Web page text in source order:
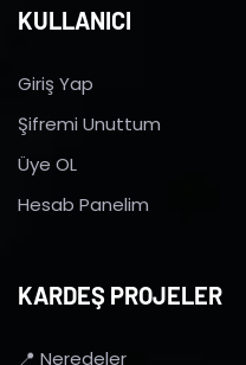
KULLANICI
Giriş Yap
Şifremi Unuttum
Üye OL
Hesab Panelim
KARDEŞ PROJELER
📍 Neredeler